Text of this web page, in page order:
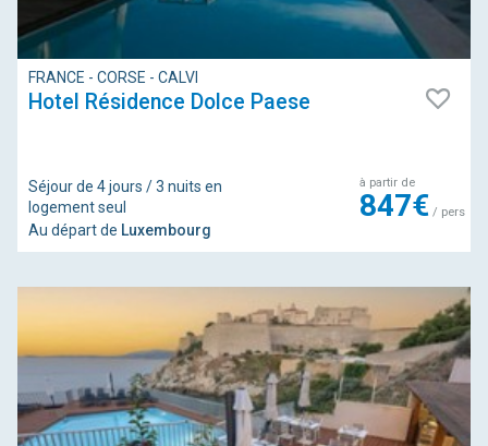
FRANCE - CORSE - CALVI
Hotel Résidence Dolce Paese
Séjour de 4 jours / 3 nuits en
logement seul
Au départ de Luxembourg
à partir de
847€/ pers